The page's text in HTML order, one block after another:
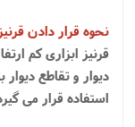
نحوه قرار دادن
قرنیز ابزاری کم
دیوار و تقاطع
استفاده قرار می